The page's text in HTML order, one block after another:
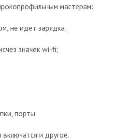
мастерам:
не идет зарядка;
значек wi-fi;
порты.
и другое.